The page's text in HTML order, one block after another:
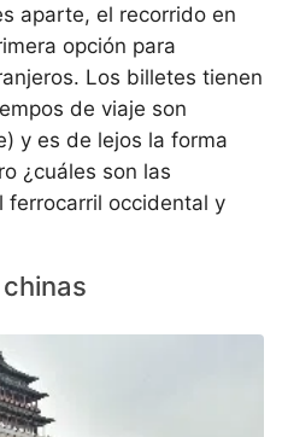
aparte, el recorrido en
opción para
Los billetes tienen
de viaje son
y es de lejos la forma
¿cuáles son las
ferrocarril occidental y